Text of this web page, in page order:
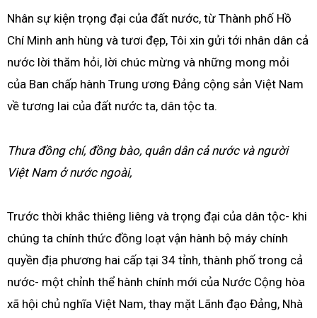
Nhân sự kiện trọng đại của đất nước, từ Thành phố Hồ
Chí Minh anh hùng và tươi đẹp, Tôi xin gửi tới nhân dân cả
nước lời thăm hỏi, lời chúc mừng và những mong mỏi
của Ban chấp hành Trung ương Đảng cộng sản Việt Nam
về tương lai của đất nước ta, dân tộc ta.
Thưa đồng chí, đồng bào, quân dân cả nước và người
Việt Nam ở nước ngoài,
Trước thời khắc thiêng liêng và trọng đại của dân tộc- khi
chúng ta chính thức đồng loạt vận hành bộ máy chính
quyền địa phương hai cấp tại 34 tỉnh, thành phố trong cả
nước- một chỉnh thể hành chính mới của Nước Cộng hòa
xã hội chủ nghĩa Việt Nam, thay mặt Lãnh đạo Đảng, Nhà